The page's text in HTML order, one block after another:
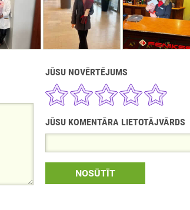
JŪSU NOVĒRTĒJUMS
JŪSU KOMENTĀRA LIETOTĀJVĀRDS
NOSŪTĪT